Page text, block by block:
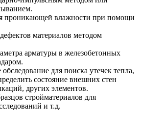
проникающей влажности при помощи
материалов методом
арматуры в железобетонных
для поиска утечек тепла,
состояние внешних стен
других элементов.
стройматериалов для
и т.д.